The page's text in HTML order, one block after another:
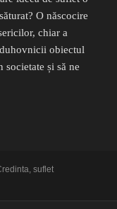
O născocire
chiar a
obiectul
și să ne
,suflet